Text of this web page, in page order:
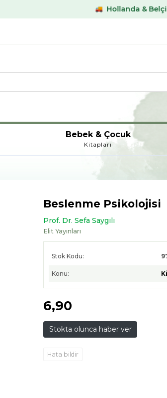
Hollanda & Belçika €59,-
Bebek & Çocuk
Kitapları
Beslenme Psikolojisi
Prof. Dr. Sefa Saygılı
Elit Yayınları
Stok Kodu:
Konu:
6,90
Stokta olunca haber ver
Hata bildir